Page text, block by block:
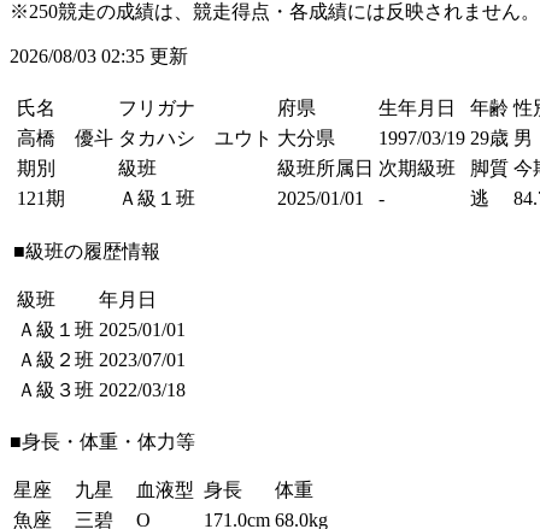
※250競走の成績は、競走得点・各成績には反映されません。
2026/08/03 02:35 更新
氏名 フリガナ 府県 生年月日 年齢 性
高橋 優斗 タカハシ ユウト 大分県 1997/03/19 29歳 男
期別
級班 級班所属日 次期級班 脚質 今
121期
Ａ級１班 2025/01/01 - 逃
■級班の履歴情報
級班
年月日
Ａ級１班 2025/01/01
Ａ級２班 2023/07/01
Ａ級３班 2022/03/18
■身長・体重・体力等
星座 九星 血液型 身長
体重
魚座
三碧 O 171.0cm 68.0kg